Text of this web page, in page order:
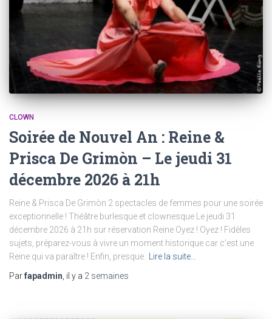
CLOWN
Soirée de Nouvel An : Reine &
Prisca De Grimòn – Le jeudi 31
décembre 2026 à 21h
Reine & Prisca De Grimòn 2 spectacles de femmes pour une soirée
exceptionnelle ! Théâtre burlesque et clownesque Le jeudi 31
décembre 2026 à 21h sur réservation Reine Oyez ! Oyez ! Fidèles
sujets, préparez-vous à vivre un moment historique car c’est une
Reine qui va paraître ! Enfin, presque. Lire la suite…
Parfapadmin , il y a 2 semaines